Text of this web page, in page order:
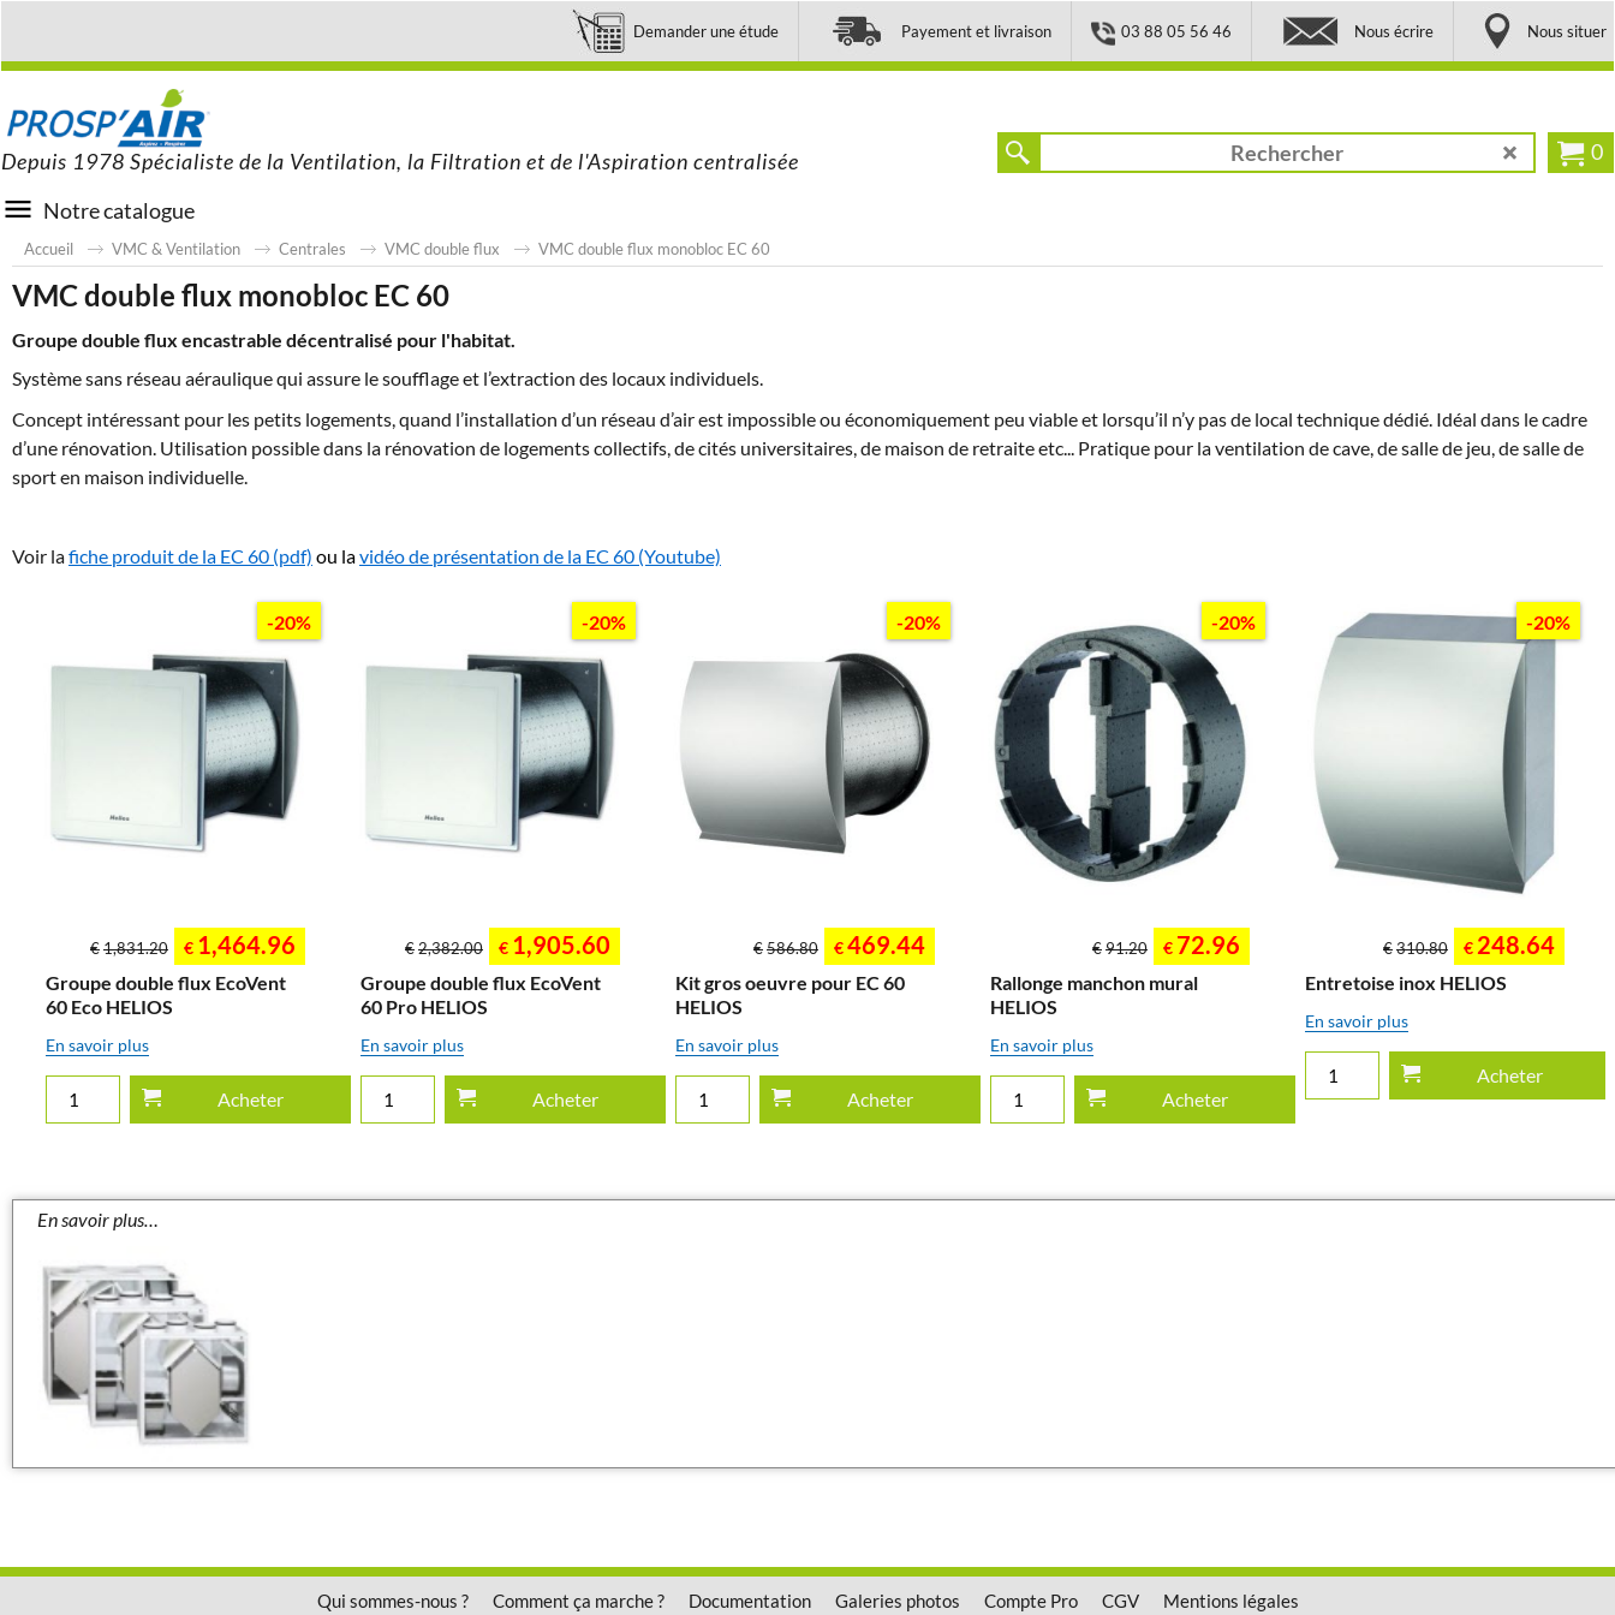
Demander une étude Payement et livraison 03 88 05 56 46 Nous écrire Nous situer
Depuis 1978 Spécialiste de la Ventilation, la Filtration et de l'Aspiration centralisée 0
Notre catalogue
Accueil VMC & Ventilation Centrales VMC double flux VMC double flux monobloc EC 60
VMC double flux monobloc EC 60
Groupe double flux encastrable décentralisé pour l'habitat.
Système sans réseau aéraulique qui assure le soufflage et l’extraction des locaux individuels.
Concept intéressant pour les petits logements, quand l’installation d’un réseau d’air est impossible ou économiquement peu viable et lorsqu’il n’y pas de local technique dédié. Idéal dans le cadre
d’une rénovation. Utilisation possible dans la rénovation de logements collectifs, de cités universitaires, de maison de retraite etc... Pratique pour la ventilation de cave, de salle de jeu, de salle de
sport en maison individuelle.
Voir lafiche produit de la EC 60 (pdf) ou lavidéo de présentation de la EC 60 (Youtube)
-20%
€1,831.20 € 1,464.96
Groupe double flux EcoVent
60 Eco HELIOS
En savoir plus
Acheter
-20%
€2,382.00 € 1,905.60
Groupe double flux EcoVent
60 Pro HELIOS
En savoir plus
Acheter
-20%
€586.80 €469.44
Kit gros oeuvre pour EC 60
HELIOS
En savoir plus
Acheter
-20%
€91.20 € 72.96
Rallonge manchon mural
HELIOS
En savoir plus
Acheter
-20%
€310.80 € 248.64
Entretoise inox HELIOS
En savoir plus
Acheter
Qui sommes-nous ? Comment ça marche ? Documentation Galeries photos Compte Pro CGV Mentions légales